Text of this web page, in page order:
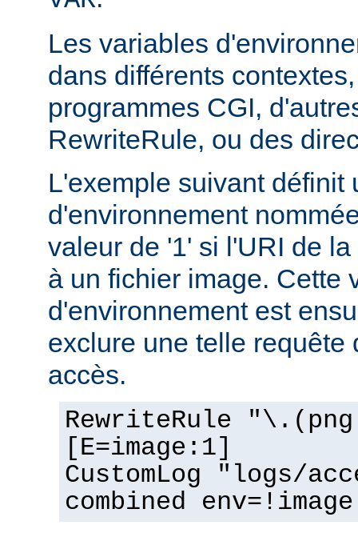
Les variables
dans différents
programmes CGI,
RewriteRule, ou des
L'exemple suivant définit
d'environnement
valeur de '1' si l'URI de
à un fichier image. Cette
d'environnement est
exclure une telle requête
accès.
RewriteRule
[E=image:1]
CustomLog "logs/
combined env=!image